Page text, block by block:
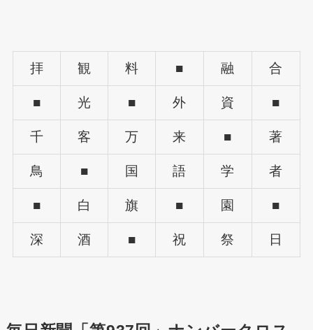
拝 観 料 ■ 融 合
■ 光 ■ 外 資 ■
千 客 万 来 ■ 著
鳥 ■ 国 語 学 者
■ 白 旗 ■ 園 ■
深 酒 ■ 祝 祭 日